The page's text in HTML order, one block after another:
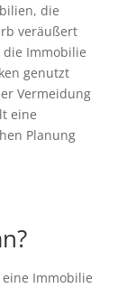
die
veräußert
Immobilie
genutzt
Vermeidung
eine
Planung
Immobilie